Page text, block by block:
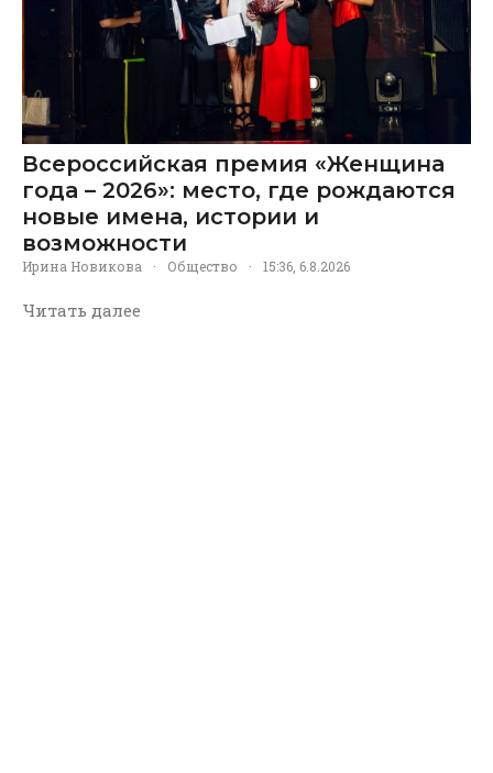
Всероссийская премия «Женщина
года – 2026»: место, где рождаются
новые имена, истории и
возможности
Ирина Новикова · Общество · 15:36, 6.8.2026
Читать далее